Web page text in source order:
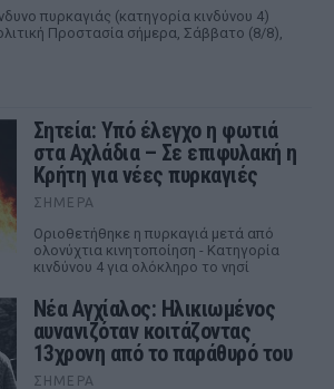
πυρκαγιάς (κατηγορία κινδύνου 4)
Προστασία σήμερα, Σάββατο (8/8),
Σητεία: Υπό έλεγχο η φωτιά
στα Αχλάδια – Σε επιφυλακή η
Κρήτη για νέες πυρκαγιές
ΣΉΜΕΡΑ
Οριοθετήθηκε η πυρκαγιά μετά από
ολονύχτια κινητοποίηση - Κατηγορία
κινδύνου 4 για ολόκληρο το νησί
Νέα Αγχίαλος: Ηλικιωμένος
αυνανιζόταν κοιτάζοντας
13χρονη από το παράθυρό του
ΣΉΜΕΡΑ